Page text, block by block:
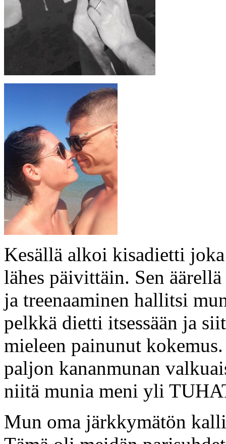
Kesällä alkoi kisadietti
lähes päivittäin. Sen
ja treenaaminen hallitsi
pelkkä dietti itsessään ja
mieleen painunut
paljon kananmunan
niitä munia meni yli
Mun oma järkkymätön